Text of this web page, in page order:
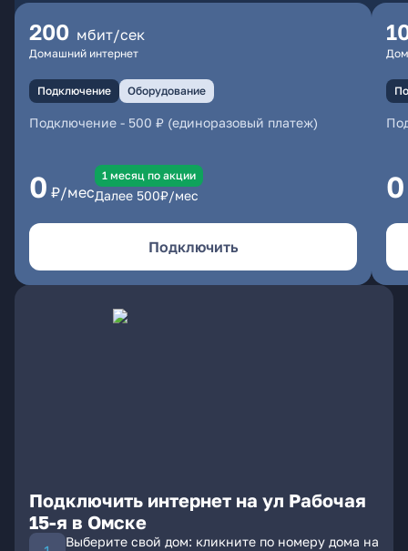
200 мбит/сек
Домашний интернет
Подключение Оборудование
Подключение - 500 ₽ (единоразовый платеж)
0 ₽/мес
1 месяц по акции
Далее 500₽/мес
Подключить
0
Подключить интернет на ул Рабочая
15-я в Омске
Выберите свой дом: кликните по номеру дома на